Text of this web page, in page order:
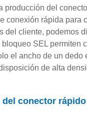
producción del
conexión rápida para
del cliente, podemos
bloqueo SEL permiten
el ancho de un dedo
de alta
del conector rápido